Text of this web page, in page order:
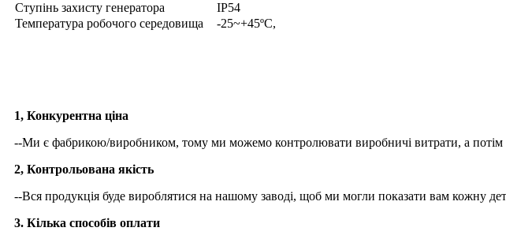
Ступінь захисту генератора
IP54
Температура робочого середовища
-25~+45ºC,
1, Конкурентна ціна
--Ми є фабрикою/виробником, тому ми можемо контролювати виробничі витрати, а
2, Контрольована якість
--Вся продукція буде вироблятися на нашому заводі, щоб ми могли показати вам кожну
3. Кілька способів оплати